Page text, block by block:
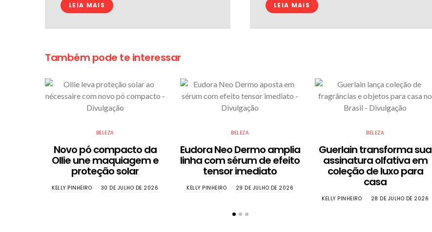
LEIA MAIS LEIA MAIS
Também pode te interessar
BELEZA
Novo pó compacto da
Ollie une maquiagem e
proteção solar
KELLY PINHEIRO 30 DE JULHO DE 2026
BELEZA
Eudora Neo Dermo amplia
linha com sérum de efeito
tensor imediato
KELLY PINHEIRO 29 DE JULHO DE 2026
BELEZA
Guerlain transforma sua
assinatura olfativa em
coleção de luxo para
casa
KELLY PINHEIRO 28 DE JULHO DE 2026